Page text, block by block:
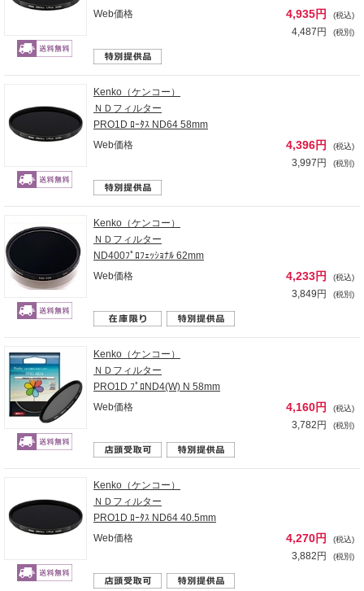
Web価格
4,935円 (税込)
4,487円 (税別)
Kenko（ケンコー）
ＮＤフィルター
PRO1D ﾛｰﾀｽ ND64 58mm
Web価格
4,396円 (税込)
3,997円 (税別)
Kenko（ケンコー）
ＮＤフィルター
ND400ﾌﾟﾛﾌｪｯｼｮﾅﾙ 62mm
Web価格
4,233円 (税込)
3,849円 (税別)
Kenko（ケンコー）
ＮＤフィルター
PRO1D ﾌﾟﾛND4(W) N 58mm
Web価格
4,160円 (税込)
3,782円 (税別)
Kenko（ケンコー）
ＮＤフィルター
PRO1D ﾛｰﾀｽ ND64 40.5mm
Web価格
4,270円 (税込)
3,882円 (税別)